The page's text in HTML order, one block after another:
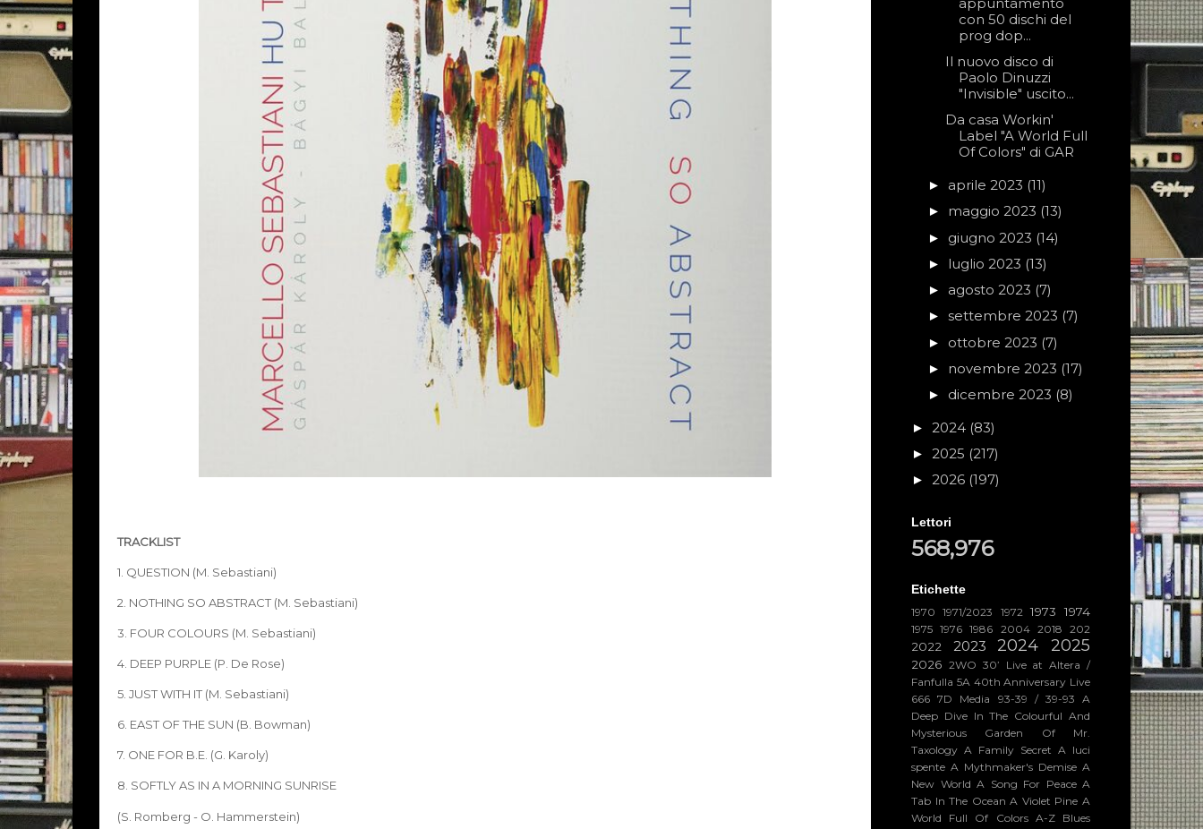
TRACKLIST
1. QUESTION (M. Sebastiani)
2. NOTHING SO ABSTRACT (M. Sebastiani)
3. FOUR COLOURS (M. Sebastiani)
4. DEEP PURPLE (P. De Rose)
5. JUST WITH IT (M. Sebastiani)
6. EAST OF THE SUN (B. Bowman)
7. ONE FOR B.E. (G. Karoly)
8. SOFTLY AS IN A MORNING SUNRISE
(S. Romberg - O. Hammerstein)
con 50 dischi del
prog dop...
Il nuovo disco di
Paolo Dinuzzi
"Invisible" uscito...
Da casa Workin'
Label "A World Full
Of Colors" di GAR
► aprile 2023 (11)
► maggio 2023 (13)
► giugno 2023 (14)
► luglio 2023 (13)
► agosto 2023 (7)
► settembre 2023 (7)
► ottobre 2023 (7)
► novembre 2023 (17)
► dicembre 2023 (8)
► 2024 (83)
► 2025 (217)
► 2026 (197)
Lettori
568,976
Etichette
1970 1971/2023 1972 1973 1974
1975 1976 1986 2004 2018 202
2022 2023 2024 2025
2026 2WO 30’ Live at Altera /
Fanfulla 5A 40th Anniversary Live
666 7D Media 93-39 / 39-93
A
Deep Dive In The Colourful And
Mysterious Garden Of Mr.
Taxology A Family Secret A luci
spente A Mythmaker's Demise A
New World A Song For Peace A
Tab In The Ocean A Violet Pine A
World Full Of Colors A-Z Blues